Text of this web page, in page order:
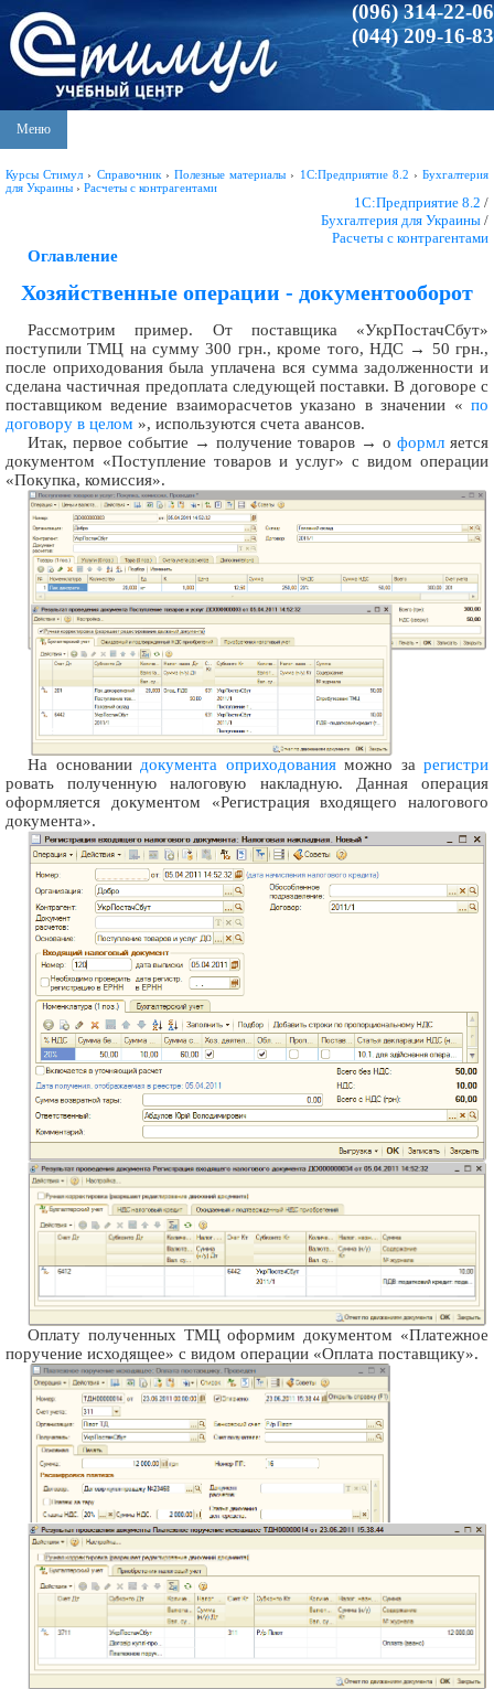
(096) 314-22-06
(044) 209-16-83
Меню
Курсы Стимул › Справочник› Полезные материалы › 1С:Предприятие 8.2 ›Бухгалтерия
для Украины › Расчеты с контрагентами
1С:Предприятие 8.2 /
Бухгалтерия для Украины /
Расчеты с контрагентами
Оглавление
Хозяйственные операции - документооборот
Рассмотрим пример. От поставщика «УкрПостачСбут»
поступили ТМЦ на сумму 300 грн., кроме того, НДС → 50 грн.,
после оприходования была уплачена вся сумма задолженности и
сделана частичная предоплата следующей поставки. В договоре с
поставщиком ведение взаиморасчетов указано в значении « по
договору в целом », используются счета авансов.
Итак, первое событие → получение товаров → о формл яется
документом «Поступление товаров и услуг» с видом операции
«Покупка, комиссия».
На основании документа оприходованияможно за регистри
ровать полученную налоговую накладную. Данная операция
оформляется документом «Регистрация входящего налогового
документа».
Оплату полученных ТМЦ оформим документом «Платежное
поручение исходящее» с видом операции «Оплата поставщику».